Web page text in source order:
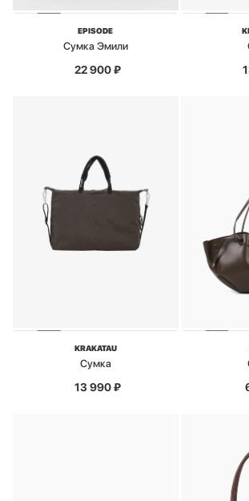
EPISODE
Сумка Эмили
22 900₽
KRAKATAU
Сумка
13 990₽